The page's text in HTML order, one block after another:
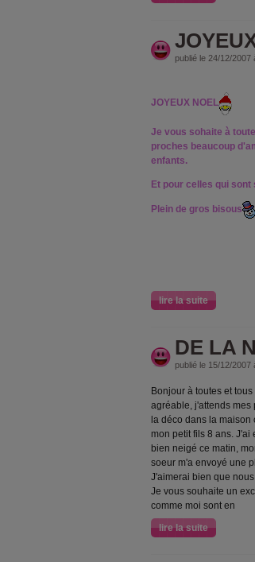
publié le 24/12/2007
JOYEUX NOEL
Je vous sohaite à
proches beaucoup
enfants.
Et pour celles qui
Plein de gros bisous
lire la suite
DE LA
publié le 15/12/2007
Bonjour à toutes et
agréable, j'attends mes
la déco dans la
mon petit fils 8 ans.
bien neigé ce matin,
soeur m'a envoyé une
J'aimerai bien que
Je vous souhaite un
comme moi sont en
lire la suite